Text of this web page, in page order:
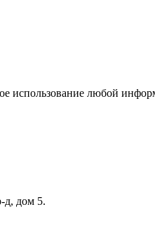
использование любой
дом 5.